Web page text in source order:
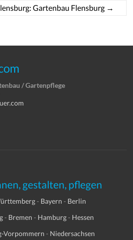
Gartenbau Flensburg →
/ Gartenpflege
gestalten, pflegen
- Bayern - Berlin
- Bremen - Hamburg- Hessen
Vorpommern - Niedersachsen